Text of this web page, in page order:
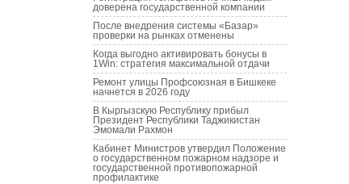
доверена государственной компании
После внедрения системы «Базар»
проверки на рынках отменены
Когда выгодно активировать бонусы в
1Win: стратегия максимальной отдачи
Ремонт улицы Профсоюзная в Бишкеке
начнется в 2026 году
В Кыргызскую Республику прибыл
Президент Республики Таджикистан
Эмомали Рахмон
Кабинет Министров утвердил Положение
о государственном пожарном надзоре и
государственной противопожарной
профилактике